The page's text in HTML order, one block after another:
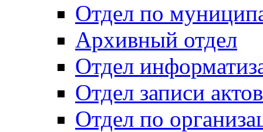
Отдел по
Архивный отдел
Отдел
Отдел записи
Отдел по